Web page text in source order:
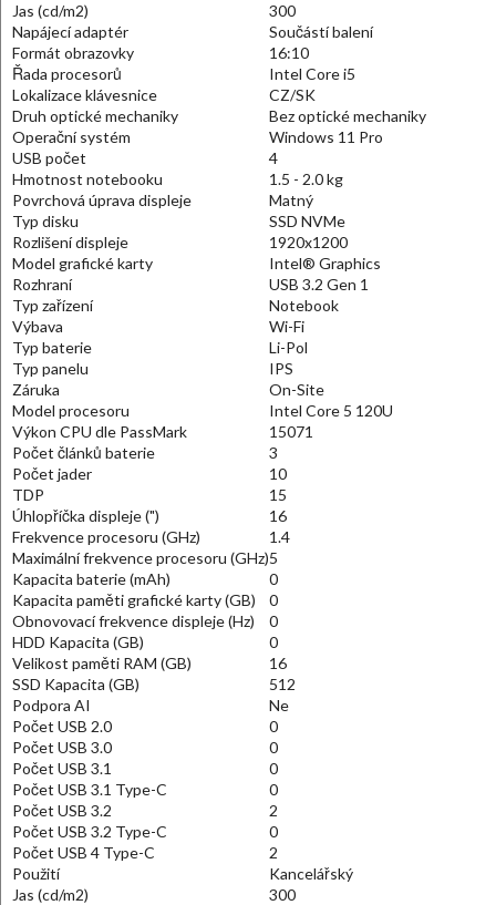
Jas (cd/m2)
300
Napájecí adaptér
Součástí balení
Formát obrazovky
16:10
Řada procesorů
Intel Core i5
Lokalizace klávesnice
CZ/SK
Druh optické mechaniky
Bez optické mechaniky
Operační systém
Windows 11 Pro
USB počet
4
Hmotnost notebooku
1.5 - 2.0 kg
Povrchová úprava displeje
Matný
Typ disku
SSD NVMe
Rozlišení displeje
1920x1200
Model grafické karty
Intel® Graphics
Rozhraní
USB 3.2 Gen 1
Typ zařízení
Notebook
Výbava
Wi-Fi
Typ baterie
Li-Pol
Typ panelu
IPS
Záruka
On-Site
Model procesoru
Intel Core 5 120U
Výkon CPU dle PassMark
15071
Počet článků baterie
3
Počet jader
10
TDP
15
Úhlopříčka displeje (")
16
Frekvence procesoru (GHz)
1.4
Maximální frekvence procesoru (GHz)5
Kapacita baterie (mAh)
0
Kapacita paměti grafické karty (GB)
0
Obnovovací frekvence displeje (Hz)
0
HDD Kapacita (GB)
0
Velikost paměti RAM (GB)
16
SSD Kapacita (GB)
512
Podpora AI
Ne
Počet USB 2.0
0
Počet USB 3.0
0
Počet USB 3.1
0
Počet USB 3.1 Type-C
0
Počet USB 3.2
2
Počet USB 3.2 Type-C
0
Počet USB 4 Type-C
2
Použití
Kancelářský
Jas (cd/m2)
300